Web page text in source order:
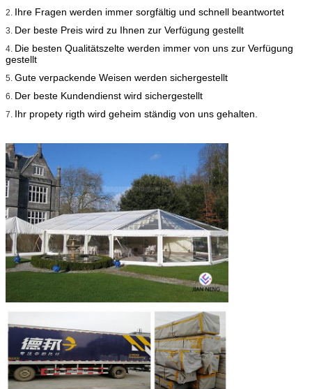
2. Ihre Fragen werden immer sorgfältig und schnell beantwortet
3. Der beste Preis wird zu Ihnen zur Verfügung gestellt
4. Die besten Qualitätszelte werden immer von uns zur Verfügung
gestellt
5. Gute verpackende Weisen werden sichergestellt
6. Der beste Kundendienst wird sichergestellt
7. Ihr propety rigth wird geheim ständig von uns gehalten.